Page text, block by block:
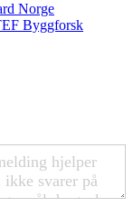
Norge
Byggforsk